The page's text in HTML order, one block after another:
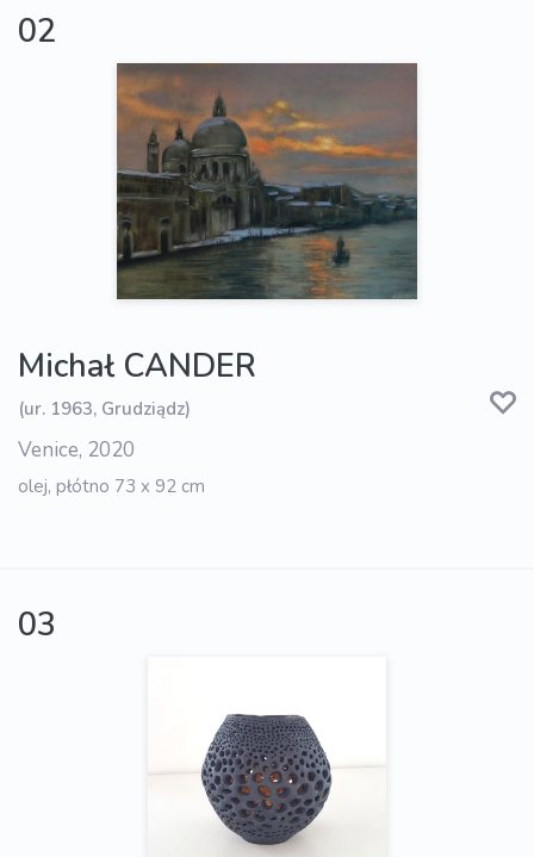
02
Michał CANDER
(ur. 1963, Grudziądz)
Venice, 2020
olej, płótno 73 x 92 cm
03